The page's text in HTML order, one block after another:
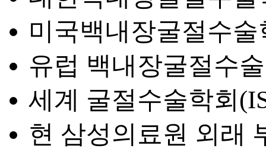
미국백내장굴절수
유럽 백내장굴절수
세계 굴절수술학회
현 삼성의료원 외래